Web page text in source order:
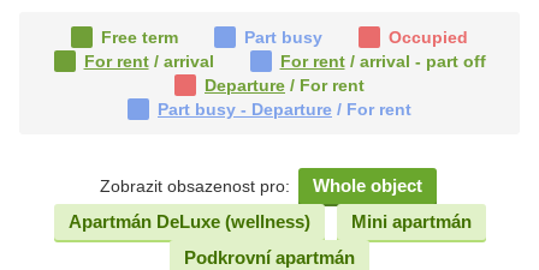
Free term Part busy
Occupied
For rent/ arrival For rent/ arrival - part off
Departure / For rent
Part busy - Departure / For rent
Zobrazit obsazenost pro:
Whole object
Apartmán DeLuxe (wellness)
Mini apartmán
Podkrovní apartmán